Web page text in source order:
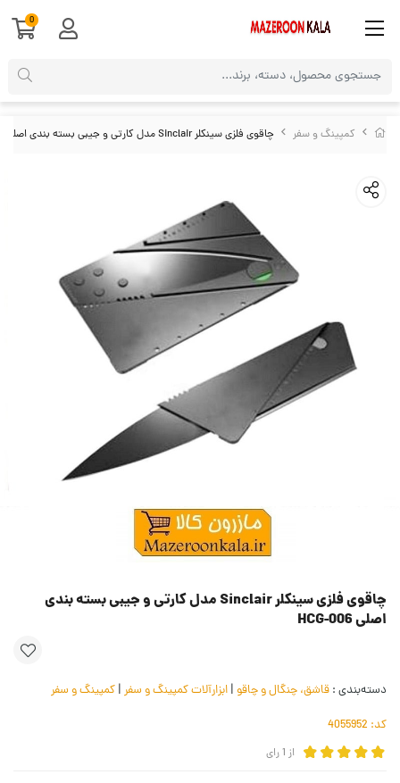
کمپینگ و سفر چاقوی فلزی سینکلر Sinclair مدل کارتی و جیبی بسته بندی اصلی HCG-006
چاقوی فلزی سینکلر Sinclair مدل کارتی و جیبی بسته بندی
اصلی HCG-006
دسته‌بندی : قاشق، چنگال و چاقو | ابزارآلات کمپینگ و سفر | کمپینگ و سفر
کد:
از 1رای
0